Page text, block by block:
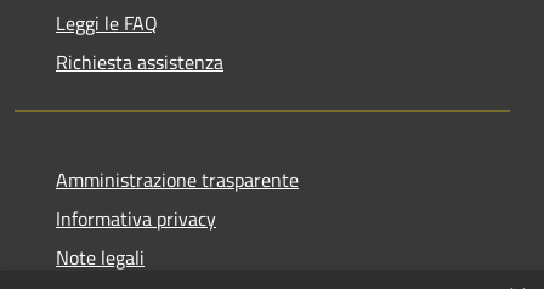
Leggi le FAQ
Richiesta assistenza
Amministrazione trasparente
Informativa privacy
Note legali